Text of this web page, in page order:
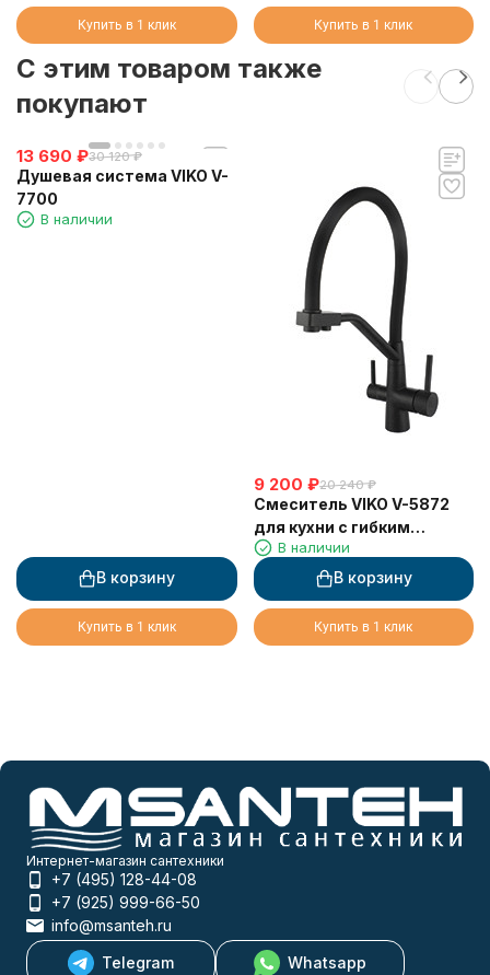
Купить в 1 клик Купить в 1 клик
C этим товаром также
покупают
13 690 ₽30 120 ₽
Душевая система VIKO V-
7700
В наличии
В корзину
Купить в 1 клик
9 200 ₽20 240 ₽
Смеситель VIKO V-5872
для кухни с гибким
изливом и подключением
к фильтру 2 в 1
(нержавеющая сталь)
картридж d35 мм,
(корпус/излив: черный
В наличии
В корзину
Купить в 1 клик
Интернет-магазин сантехники
+7 (495) 128-44-08
+7 (925) 999-66-50
info@msanteh.ru
Telegram
Whatsapp